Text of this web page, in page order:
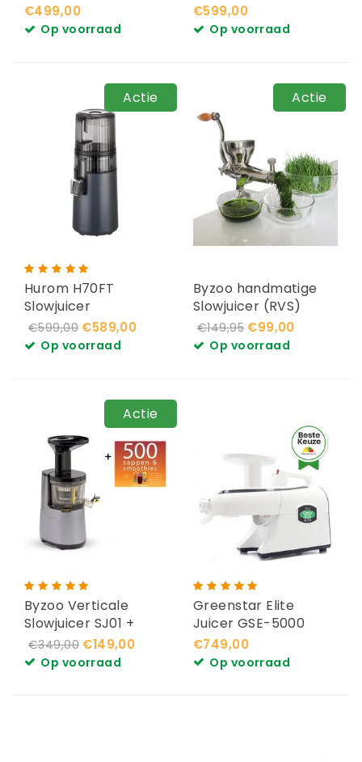
€499,00
Op voorraad
€599,00
Op voorraad
Actie
Hurom H70FT
Slowjuicer
€599,00 €589,00
Op voorraad
Actie
Byzoo handmatige
Slowjuicer (RVS)
€149,95 €99,00
Op voorraad
Actie
Byzoo Verticale
Slowjuicer SJ01 +
Boek
€349,00 €149,00
Op voorraad
Greenstar Elite
Juicer GSE-5000
€749,00
Op voorraad